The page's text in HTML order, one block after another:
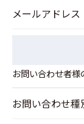
＜個人情報の
当社では、利
個人情報を外
メールアドレス
お問い合わせ者
お問い合わせ種